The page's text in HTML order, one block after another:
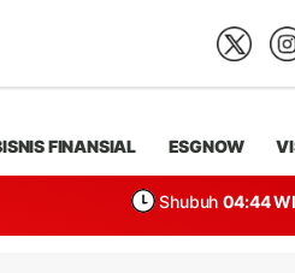
FINANSIAL ESGNOW
Shubuh 04:44